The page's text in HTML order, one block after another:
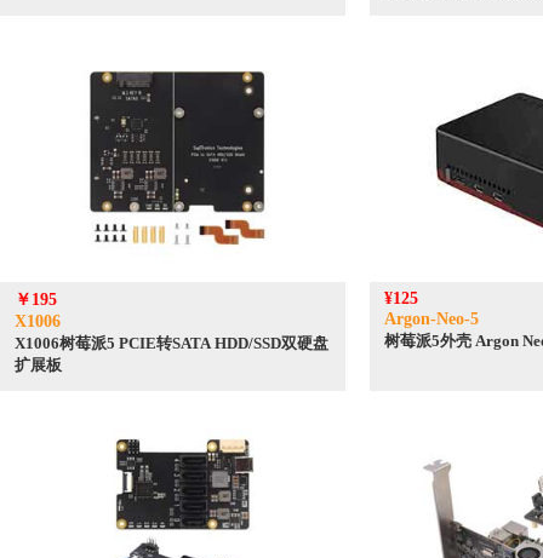
￥195
X1006
X1006树莓派5 PCIE转SATA HDD/SSD双硬盘
扩展板
¥125
Argon-Neo-5
树莓派5外壳 Argon